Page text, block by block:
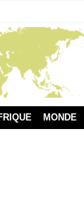
MONDE